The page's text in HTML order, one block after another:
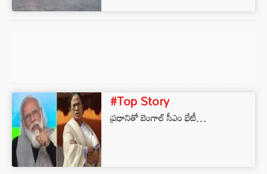
#Top Story
ప్ర‌ధానితో బెంగాల్ సీఎం భేటీ…